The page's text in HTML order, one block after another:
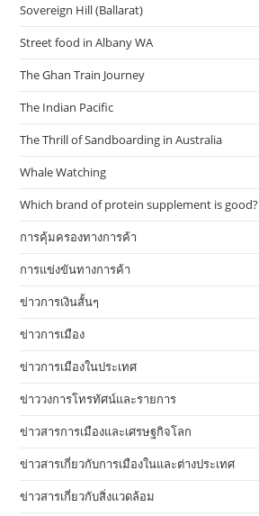
Sovereign Hill (Ballarat)
Street food in Albany WA
The Ghan Train Journey
The Indian Pacific
The Thrill of Sandboarding in Australia
Whale Watching
Which brand of protein supplement is good?
การคุ้มครองทางการค้า
การแข่งขันทางการค้า
ข่าวการเงินสั้นๆ
ข่าวการเมือง
ข่าวการเมืองในประเทศ
ข่าววงการโทรทัศน์และรายการ
ข่าวสารการเมืองและเศรษฐกิจโลก
ข่าวสารเกี่ยวกับการเมืองในและต่างประเทศ
ข่าวสารเกี่ยวกับสิ่งแวดล้อม